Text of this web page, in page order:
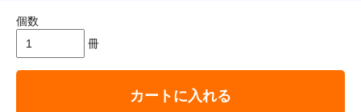
個数
冊
カートに入れる